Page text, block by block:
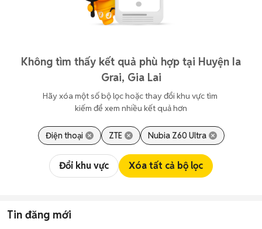
Không tìm thấy kết quả phù hợp tại Huyện Ia
Grai, Gia Lai
Hãy xóa một số bộ lọc hoặc thay đổi khu vực tìm
kiếm để xem nhiều kết quả hơn
Điện thoại ZTE Nubia Z60 Ultra
Đổi khu vực Xóa tất cả bộ lọc
Tin đăng mới